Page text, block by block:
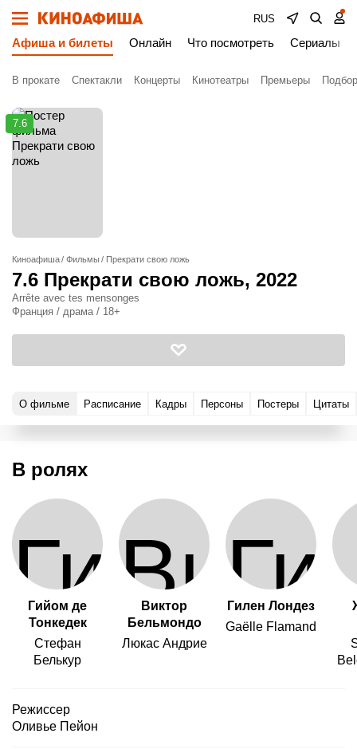
RUS
Афиша и билеты Онлайн Что посмотреть Сериалы
В прокате Спектакли Концерты Кинотеатры Премьеры
7.6
Киноафиша Фильмы Прекрати свою ложь
7.6 Прекрати свою ложь, 2022
Arrête avec tes mensonges
Франция / драма / 18+
О фильме Расписание Кадры Персоны Постеры Цитаты
В ролях
Гийом де
Тонкедек
Стефан
Белькур
Виктор
Бельмондо
Люкас Андрие
Гилен Лондез
Gaëlle Flamand
Режиссер
Оливье Пейон